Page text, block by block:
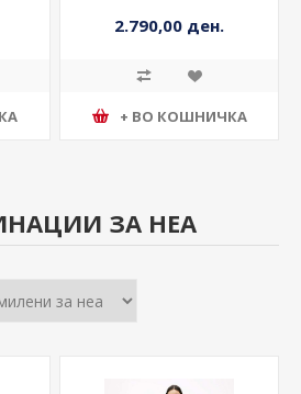
2.790,00 ден.
+ ВО КОШНИЧКА
ЗА НЕА